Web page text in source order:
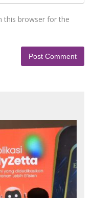
this browser for the